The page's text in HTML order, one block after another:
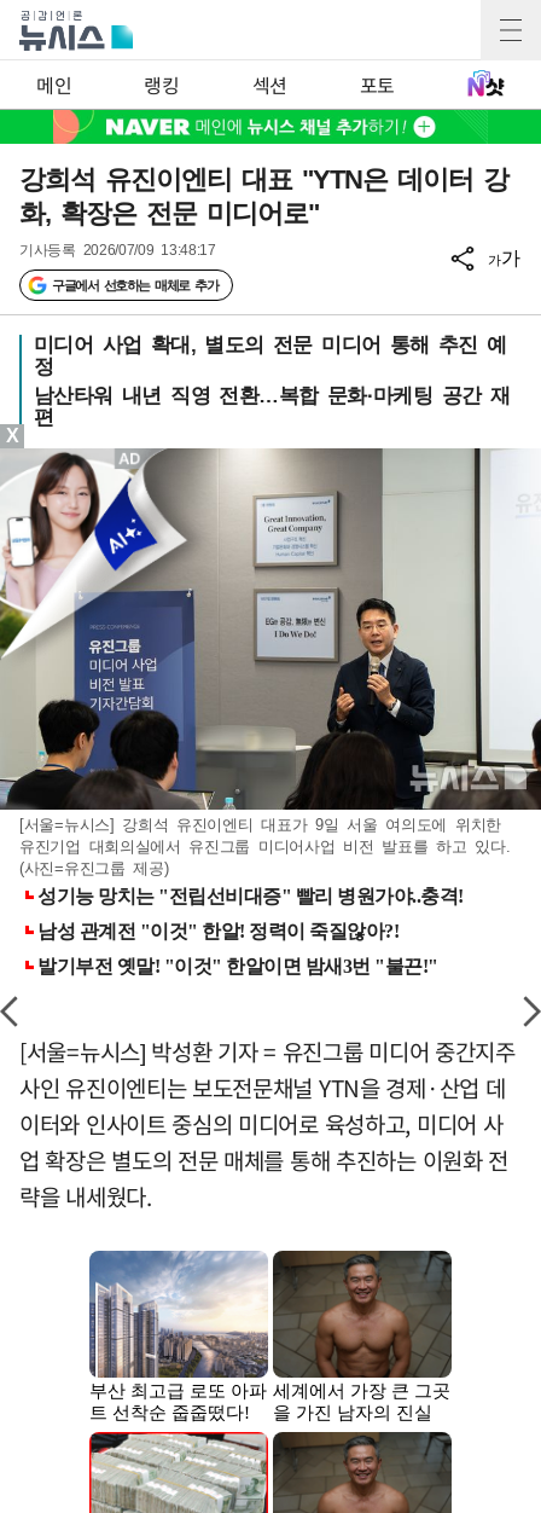
메인 랭킹 섹션 포토
강희석 유진이엔티 대표 "YTN은 데이터 강
화, 확장은 전문 미디어로"
기사등록 2026/07/09 13:48:17
구글에서 선호하는 매체로 추가
가가
미디어 사업 확대, 별도의 전문 미디어 통해 추진 예
정
남산타워 내년 직영 전환…복합 문화·마케팅 공간 재
편
[서울=뉴시스] 강희석 유진이엔티 대표가 9일 서울 여의도에 위치한
유진기업 대회의실에서 유진그룹 미디어사업 비전 발표를 하고 있다.
(사진=유진그룹 제공)
[서울=뉴시스] 박성환 기자 = 유진그룹 미디어 중간지주
사인 유진이엔티는 보도전문채널 YTN을 경제·산업 데
이터와 인사이트 중심의 미디어로 육성하고, 미디어 사
업 확장은 별도의 전문 매체를 통해 추진하는 이원화 전
략을 내세웠다.
X